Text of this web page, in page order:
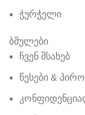
ჭურჭელი
ბმულები
ჩვენ შსახებ
წესები &